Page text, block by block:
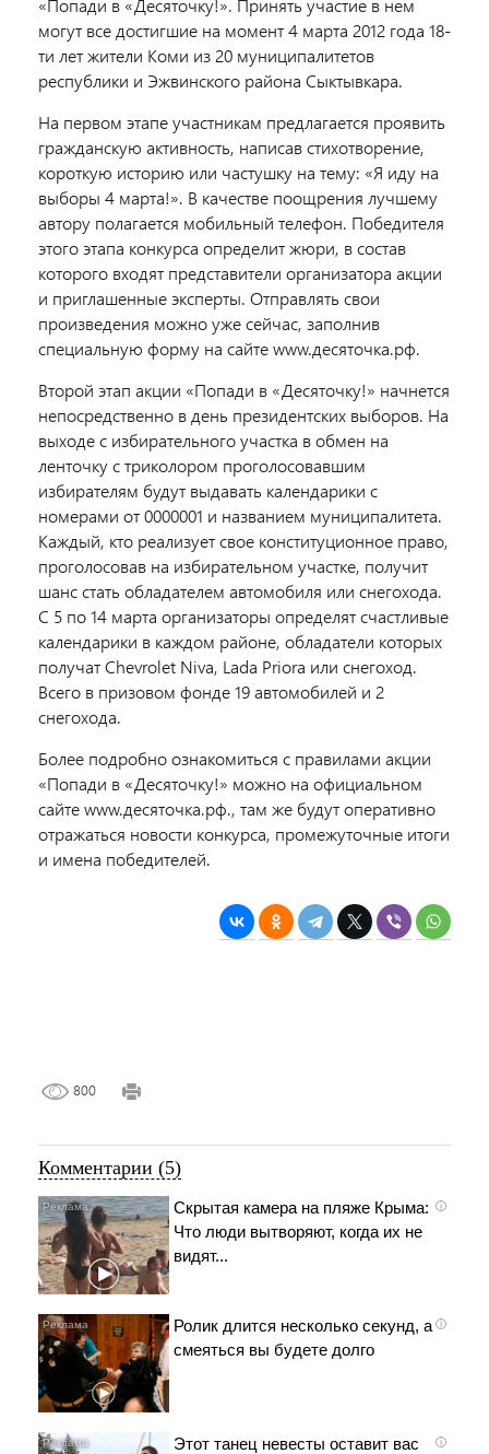
«Попади в «Десяточку!». Принять участие в нем
могут все достигшие на момент 4 марта 2012 года 18-
ти лет жители Коми из 20 муниципалитетов
республики и Эжвинского района Сыктывкара.
На первом этапе участникам предлагается проявить
гражданскую активность, написав стихотворение,
короткую историю или частушку на тему: «Я иду на
выборы 4 марта!». В качестве поощрения лучшему
автору полагается мобильный телефон. Победителя
этого этапа конкурса определит жюри, в состав
которого входят представители организатора акции
и приглашенные эксперты. Отправлять свои
произведения можно уже сейчас, заполнив
специальную форму на сайте www.десяточка.рф.
Второй этап акции «Попади в «Десяточку!» начнется
непосредственно в день президентских выборов. На
выходе с избирательного участка в обмен на
ленточку с триколором проголосовавшим
избирателям будут выдавать календарики с
номерами от 0000001 и названием муниципалитета.
Каждый, кто реализует свое конституционное право,
проголосовав на избирательном участке, получит
шанс стать обладателем автомобиля или снегохода.
С 5 по 14 марта организаторы определят счастливые
календарики в каждом районе, обладатели которых
получат Chevrolet Niva, Lada Priora или снегоход.
Всего в призовом фонде 19 автомобилей и 2
снегохода.
Более подробно ознакомиться с правилами акции
«Попади в «Десяточку!» можно на официальном
сайте www.десяточка.рф., там же будут оперативно
отражаться новости конкурса, промежуточные итоги
и имена победителей.
800
Комментарии (5)
i
Скрытая камера на пляже Крыма:
Что люди вытворяют, когда их не
видят...
i
Ролик длится несколько секунд, а
смеяться вы будете долго
i
Этот танец невесты оставит вас